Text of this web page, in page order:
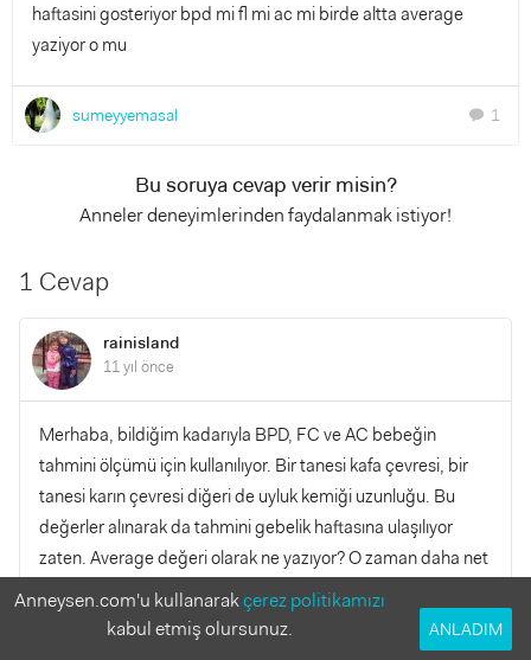
haftasini gosteriyor bpd mi fl mi ac mi birde altta average
yaziyor o mu
sumeyyemasal chat 1
Bu soruya cevap verir misin?
Anneler deneyimlerinden faydalanmak istiyor!
1 Cevap
rainisland
11 yıl önce
Merhaba, bildiğim kadarıyla BPD, FC ve AC bebeğin
tahmini ölçümü için kullanılıyor. Bir tanesi kafa çevresi, bir
tanesi karın çevresi diğeri de uyluk kemiği uzunluğu. Bu
değerler alınarak da tahmini gebelik haftasına ulaşılıyor
zaten. Average değeri olarak ne yazıyor? O zaman daha net
söyleyebilirim size.
YANITLA
Anneysen.com'u kullanarakçerez politikamızı
kabul etmiş olursunuz.
ANLADIM